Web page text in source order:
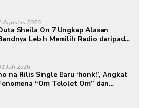
Agustus 2026
Sheila On 7 Ungkap Alasan
Lebih Memilih Radio daripada
Juli 2026
na Rilis Single Baru ‘honk!’, Angkat
“Om Telolet Om” dan